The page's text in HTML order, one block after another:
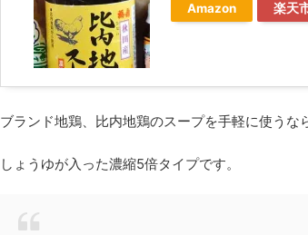
Amazon 楽天
ブランド地鶏、比内地鶏のスープを手軽に使うな
しょうゆが入った濃縮5倍タイプです。